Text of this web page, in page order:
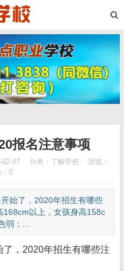
报名注意事项
02-07 分类： 了解学校
浏览：
：0
始了，2020年招生有哪些
以上，女孩身高158c
弱；...
，2020年招生有哪些注